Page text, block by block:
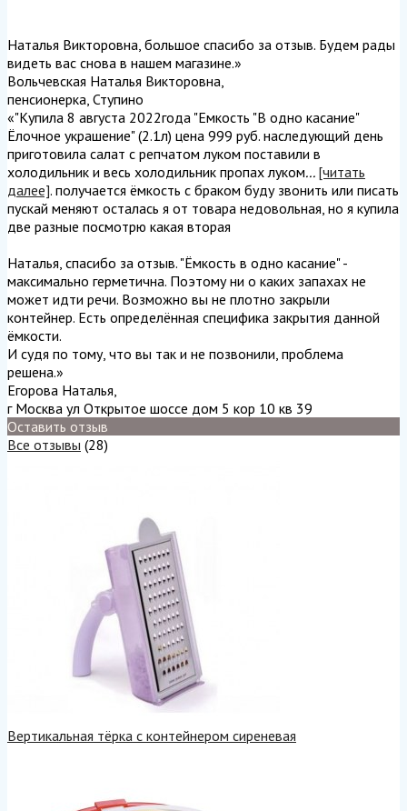
Наталья Викторовна, большое спасибо за отзыв. Будем рады
видеть вас снова в нашем магазине.»
Вольчевская Наталья Викторовна,
пенсионерка, Ступино
«"Купила 8 августа 2022года "Емкость "В одно касание"
Ёлочное украшение" (2.1л) цена 999 руб. наследующий день
приготовила салат с репчатом луком поставили в
холодильник и весь холодильник пропах луком... [читать
далее]. получается ёмкость с браком буду звонить или писать
пускай меняют осталась я от товара недовольная, но я купила
две разные посмотрю какая вторая
Наталья, спасибо за отзыв. "Ёмкость в одно касание" -
максимально герметична. Поэтому ни о каких запахах не
может идти речи. Возможно вы не плотно закрыли
контейнер. Есть определённая специфика закрытия данной
ёмкости.
И судя по тому, что вы так и не позвонили, проблема
решена.»
Егорова Наталья,
г Москва ул Открытое шоссе дом 5 кор 10 кв 39
Оставить отзыв
Все отзывы (28)
Вертикальная тёрка с контейнером сиреневая